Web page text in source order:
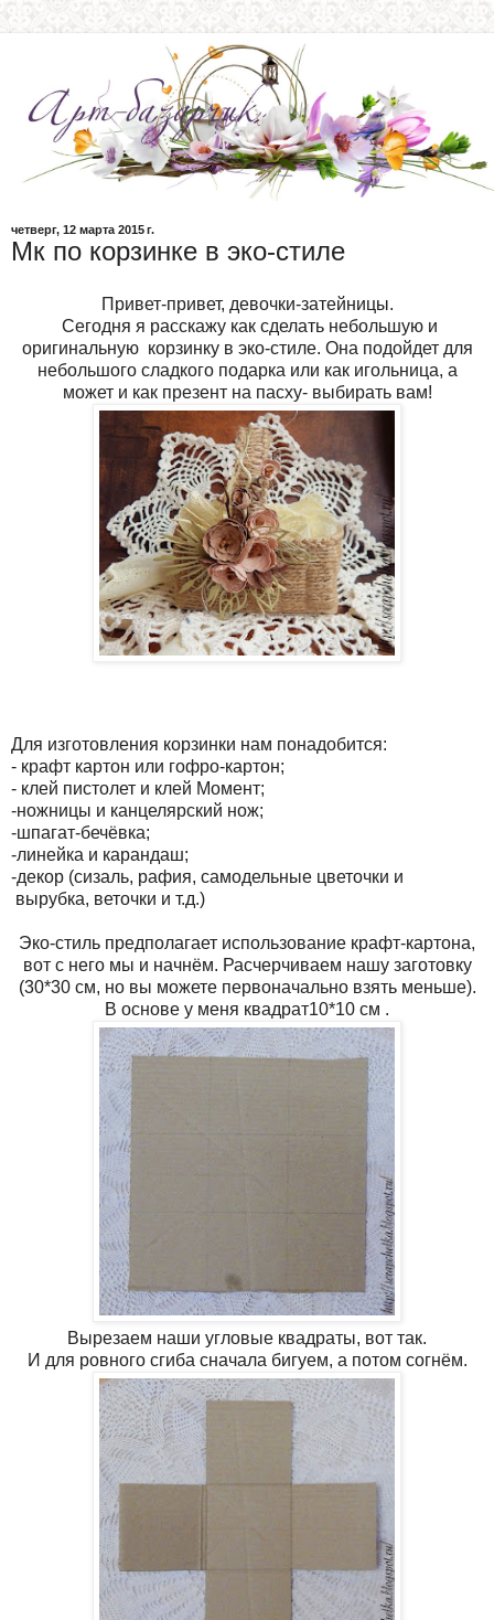
четверг, 12 марта 2015 г.
Мк по корзинке в эко-стиле
Привет-привет, девочки-затейницы.
Сегодня я расскажу как сделать небольшую и
оригинальную корзинку в эко-стиле. Она подойдет для
небольшого сладкого подарка или как игольница, а
может и как презент на пасху- выбирать вам!
Для изготовления корзинки нам понадобится:
- крафт картон или гофро-картон;
- клей пистолет и клей Момент;
-ножницы и канцелярский нож;
-шпагат-бечёвка;
-линейка и карандаш;
-декор (сизаль, рафия, самодельные цветочки и
вырубка, веточки и т.д.)
Эко-стиль предполагает использование крафт-картона,
вот с него мы и начнём. Расчерчиваем нашу заготовку
(30*30 см, но вы можете первоначально взять меньше).
В основе у меня квадрат10*10 см .
Вырезаем наши угловые квадраты, вот так.
И для ровного сгиба сначала бигуем, а потом согнём.